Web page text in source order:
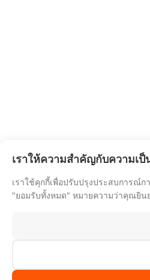
เราให้ความสำคัญกับความเ
เราใช้คุกกี้เพื่อปรับปรุงประสบการณ์
"ยอมรับทั้งหมด" หมายความว่าคุณยิน